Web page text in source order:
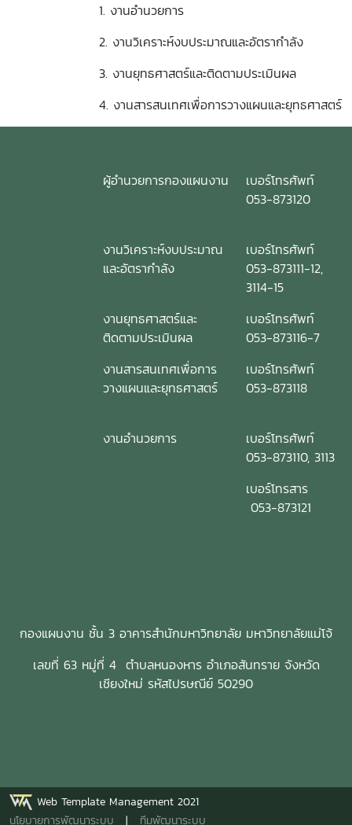
1. งานอำนวยการ
2. งานวิเคราะห์งบประมาณและอัตรากำลัง
3. งานยุทธศาสตร์และติดตามประเมินผล
4. งานสารสนเทศเพื่อการวางแผนและยุทธศาสตร์
ผู้อำนวยการกองแผนงาน
เบอร์โทรศัพท์
053-873120
งานวิเคราะห์งบประมาณ
และอัตรากำลัง
เบอร์โทรศัพท์
053-873111-12,
3114-15
งานยุทธศาสตร์และ
ติดตามประเมินผล
เบอร์โทรศัพท์
053-873116-7
งานสารสนเทศเพื่อการ
วางแผนและยุทธศาสตร์
เบอร์โทรศัพท์
053-873118
งานอำนวยการ
เบอร์โทรศัพท์
053-873110, 3113
เบอร์โทรสาร
053-873121
กองแผนงาน ชั้น 3 อาคารสำนักมหาวิทยาลัย มหาวิทยาลัยแม่โจ้
เลขที่ 63 หมู่ที่ 4 ตำบลหนองหาร อำเภอสันทราย จังหวัด
เชียงใหม่ รหัสไปรษณีย์ 50290
Web Template Management 2021
นโยบายการพัฒนาระบบ | ทีมพัฒนาระบบ